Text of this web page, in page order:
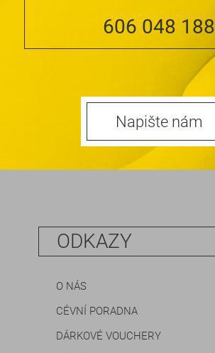
606 048 188
Napište nám
ODKAZY
O NÁS
CÉVNÍ PORADNA
DÁRKOVÉ VOUCHERY